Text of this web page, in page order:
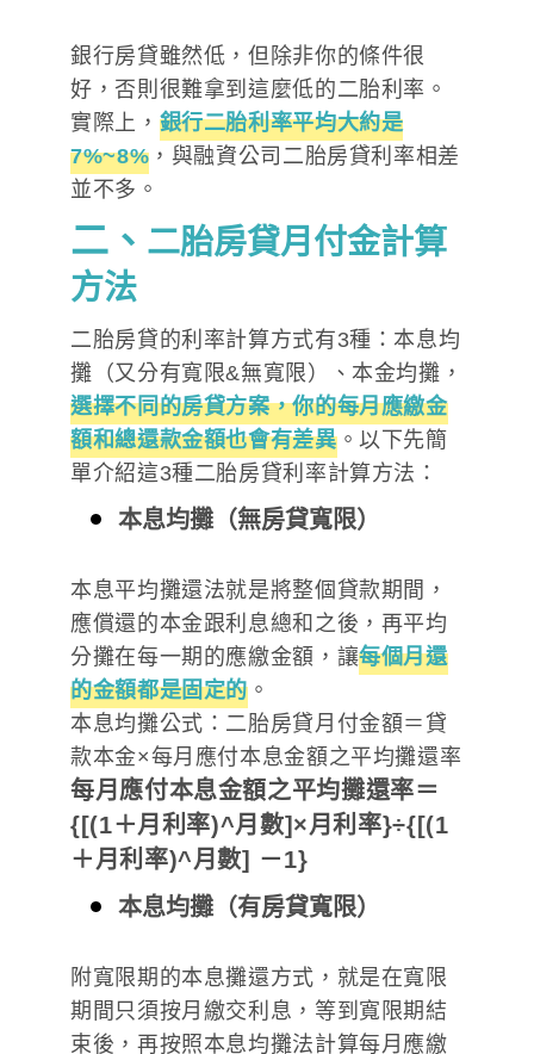
銀行房貸雖然低，但除非你的條件很
好，否則很難拿到這麼低的二胎利率。
實際上， 銀行二胎利率平均大約是
7%~8% ，與融資公司二胎房貸利率相差
並不多。
二、 二胎房貸月付金計算
方法
二胎房貸的利率計算方式有3種：本息均
攤（又分有寬限&無寬限）、本金均攤，
選擇不同的房貸方案，你的每月應繳金
額和總還款金額也會有差異。以下先簡
單介紹這3種二胎房貸利率計算方法：
本息均攤（無房貸寬限）
本息平均攤還法就是將整個貸款期間，
應償還的本金跟利息總和之後，再平均
分攤在每一期的應繳金額，讓每個月還
的金額都是固定的 。
本息均攤公式：二胎房貸月付金額＝貸
款本金×每月應付本息金額之平均攤還率
每月應付本息金額之平均攤還率＝
{[(1＋月利率)^月數]×月利率}÷{[(1
＋月利率)^月數] －1}
本息均攤（有房貸寬限）
附寬限期的本息攤還方式，就是在寬限
期間只須按月繳交利息，等到寬限期結
束後，再按照本息均攤法計算每月應繳